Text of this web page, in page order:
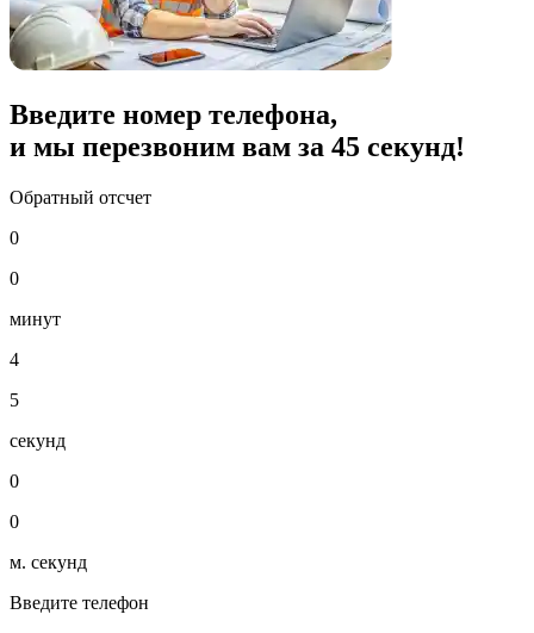
Введите номер телефона,
и мы перезвоним вам за 45 секунд!
Обратный отсчет
0
0
минут
4
5
секунд
0
0
м. секунд
Введите телефон